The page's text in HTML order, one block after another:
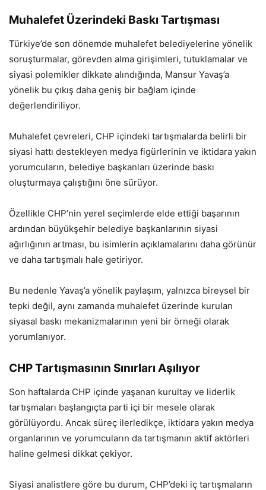
Muhalefet Üzerindeki Baskı Tartışması
Türkiye’de son dönemde muhalefet belediyelerine yönelik
soruşturmalar, görevden alma girişimleri, tutuklamalar ve
siyasi polemikler dikkate alındığında, Mansur Yavaş’a
yönelik bu çıkış daha geniş bir bağlam içinde
değerlendiriliyor.
Muhalefet çevreleri, CHP içindeki tartışmalarda belirli bir
siyasi hattı destekleyen medya figürlerinin ve iktidara yakın
yorumcuların, belediye başkanları üzerinde baskı
oluşturmaya çalıştığını öne sürüyor.
Özellikle CHP’nin yerel seçimlerde elde ettiği başarının
ardından büyükşehir belediye başkanlarının siyasi
ağırlığının artması, bu isimlerin açıklamalarını daha görünür
ve daha tartışmalı hale getiriyor.
Bu nedenle Yavaş’a yönelik paylaşım, yalnızca bireysel bir
tepki değil, aynı zamanda muhalefet üzerinde kurulan
siyasal baskı mekanizmalarının yeni bir örneği olarak
yorumlanıyor.
CHP Tartışmasının Sınırları Aşılıyor
Son haftalarda CHP içinde yaşanan kurultay ve liderlik
tartışmaları başlangıçta parti içi bir mesele olarak
görülüyordu. Ancak süreç ilerledikçe, iktidara yakın medya
organlarının ve yorumcuların da tartışmanın aktif aktörleri
haline gelmesi dikkat çekiyor.
Siyasi analistlere göre bu durum, CHP’deki iç tartışmaların